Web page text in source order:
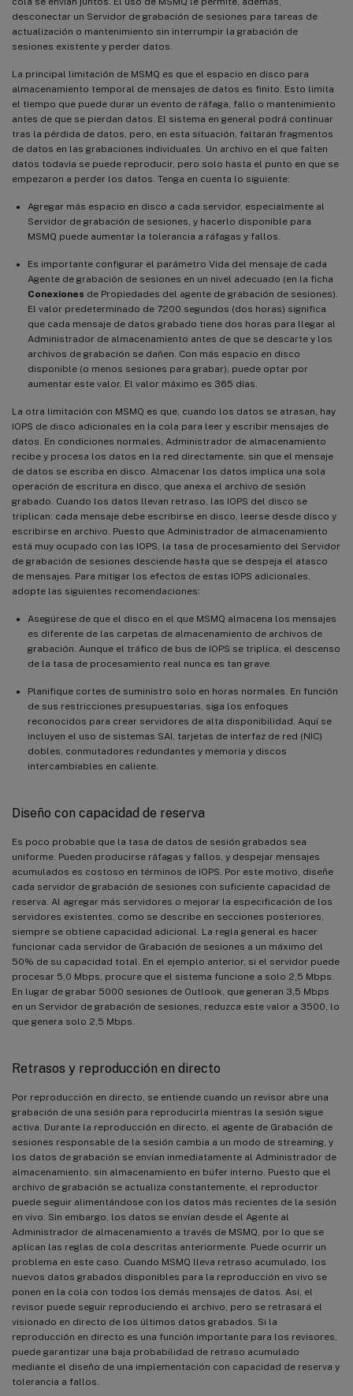
desconectar un Servidor de grabación de sesiones para tareas de
actualización o mantenimiento sin interrumpir la grabación de
sesiones existente y perder datos.
La principal limitación de MSMQ es que el espacio en disco para
almacenamiento temporal de mensajes de datos es finito. Esto limita
el tiempo que puede durar un evento de ráfaga, fallo o mantenimiento
antes de que se pierdan datos. El sistema en general podrá continuar
tras la pérdida de datos, pero, en esta situación, faltarán fragmentos
de datos en las grabaciones individuales. Un archivo en el que falten
datos todavía se puede reproducir, pero solo hasta el punto en que se
empezaron a perder los datos. Tenga en cuenta lo siguiente:
Agregar más espacio en disco a cada servidor, especialmente al
Servidor de grabación de sesiones, y hacerlo disponible para
MSMQ puede aumentar la tolerancia a ráfagas y fallos.
Es importante configurar el parámetro Vida del mensaje de cada
Agente de grabación de sesiones en un nivel adecuado (en la ficha
Conexiones de Propiedades del agente de grabación de sesiones).
El valor predeterminado de 7200 segundos (dos horas) significa
que cada mensaje de datos grabado tiene dos horas para llegar al
Administrador de almacenamiento antes de que se descarte y los
archivos de grabación se dañen. Con más espacio en disco
disponible (o menos sesiones para grabar), puede optar por
aumentar este valor. El valor máximo es 365 días.
La otra limitación con MSMQ es que, cuando los datos se atrasan, hay
IOPS de disco adicionales en la cola para leer y escribir mensajes de
datos. En condiciones normales, Administrador de almacenamiento
recibe y procesa los datos en la red directamente, sin que el mensaje
de datos se escriba en disco. Almacenar los datos implica una sola
operación de escritura en disco, que anexa el archivo de sesión
grabado. Cuando los datos llevan retraso, las IOPS del disco se
triplican: cada mensaje debe escribirse en disco, leerse desde disco y
escribirse en archivo. Puesto que Administrador de almacenamiento
está muy ocupado con las IOPS, la tasa de procesamiento del Servidor
de grabación de sesiones desciende hasta que se despeja el atasco
de mensajes. Para mitigar los efectos de estas IOPS adicionales,
adopte las siguientes recomendaciones:
Asegúrese de que el disco en el que MSMQ almacena los mensajes
es diferente de las carpetas de almacenamiento de archivos de
grabación. Aunque el tráfico de bus de IOPS se triplica, el descenso
de la tasa de procesamiento real nunca es tan grave.
Planifique cortes de suministro solo en horas normales. En función
de sus restricciones presupuestarias, siga los enfoques
reconocidos para crear servidores de alta disponibilidad. Aquí se
incluyen el uso de sistemas SAI, tarjetas de interfaz de red (NIC)
dobles, conmutadores redundantes y memoria y discos
intercambiables en caliente.
Diseño con capacidad de reserva
Es poco probable que la tasa de datos de sesión grabados sea
uniforme. Pueden producirse ráfagas y fallos, y despejar mensajes
acumulados es costoso en términos de IOPS. Por este motivo, diseñe
cada servidor de grabación de sesiones con suficiente capacidad de
reserva. Al agregar más servidores o mejorar la especificación de los
servidores existentes, como se describe en secciones posteriores,
siempre se obtiene capacidad adicional. La regla general es hacer
funcionar cada servidor de Grabación de sesiones a un máximo del
50% de su capacidad total. En el ejemplo anterior, si el servidor puede
procesar 5,0 Mbps, procure que el sistema funcione a solo 2,5 Mbps.
En lugar de grabar 5000 sesiones de Outlook, que generan 3,5 Mbps
en un Servidor de grabación de sesiones, reduzca este valor a 3500, lo
que genera solo 2,5 Mbps.
Retrasos y reproducción en directo
Por reproducción en directo, se entiende cuando un revisor abre una
grabación de una sesión para reproducirla mientras la sesión sigue
activa. Durante la reproducción en directo, el agente de Grabación de
sesiones responsable de la sesión cambia a un modo de streaming, y
los datos de grabación se envían inmediatamente al Administrador de
almacenamiento, sin almacenamiento en búfer interno. Puesto que el
archivo de grabación se actualiza constantemente, el reproductor
puede seguir alimentándose con los datos más recientes de la sesión
en vivo. Sin embargo, los datos se envían desde el Agente al
Administrador de almacenamiento a través de MSMQ, por lo que se
aplican las reglas de cola descritas anteriormente. Puede ocurrir un
problema en este caso. Cuando MSMQ lleva retraso acumulado, los
nuevos datos grabados disponibles para la reproducción en vivo se
ponen en la cola con todos los demás mensajes de datos. Así, el
revisor puede seguir reproduciendo el archivo, pero se retrasará el
visionado en directo de los últimos datos grabados. Si la
reproducción en directo es una función importante para los revisores,
puede garantizar una baja probabilidad de retraso acumulado
mediante el diseño de una implementación con capacidad de reserva y
tolerancia a fallos.